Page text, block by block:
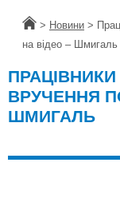
Головна
> Новини >
на відео – Шмигаль
ВРУЧЕННЯ
ШМИГАЛЬ